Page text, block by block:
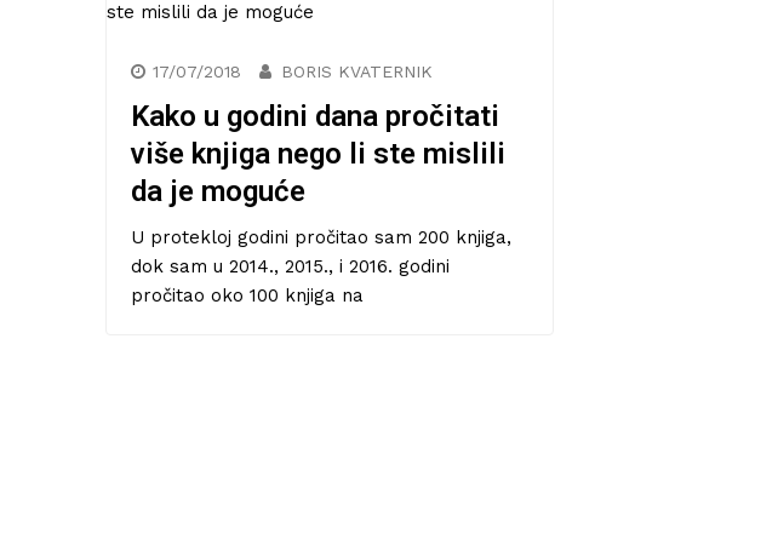
17/07/2018 BORIS KVATERNIK
Kako u godini dana pročitati
više knjiga nego li ste mislili
da je moguće
U protekloj godini pročitao sam 200 knjiga,
dok sam u 2014., 2015., i 2016. godini
pročitao oko 100 knjiga na